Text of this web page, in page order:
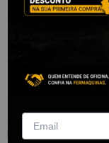
Martelo
Brasfort
F8170
BRASFORT